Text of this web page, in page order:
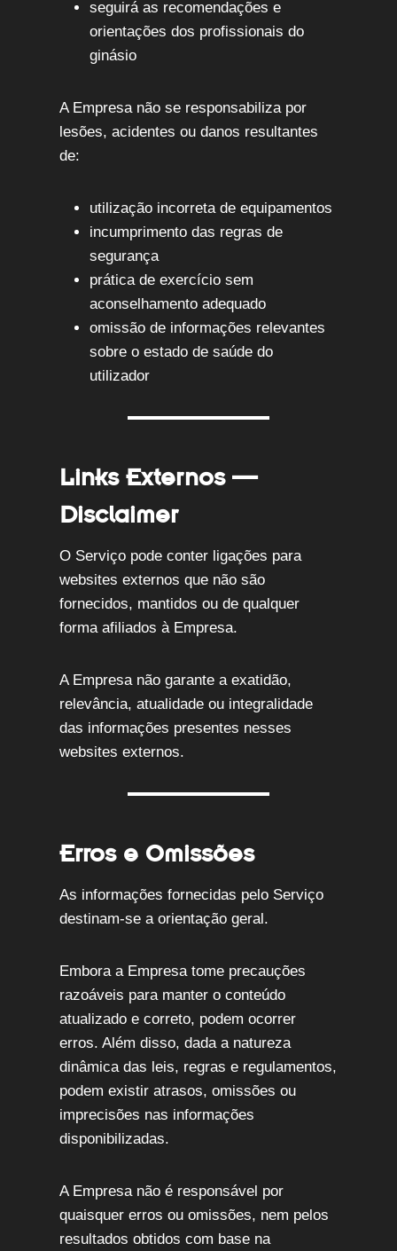
seguirá as recomendações e
orientações dos profissionais do
ginásio
A Empresa não se responsabiliza por
lesões, acidentes ou danos resultantes
de:
utilização incorreta de equipamentos
incumprimento das regras de
segurança
prática de exercício sem
aconselhamento adequado
omissão de informações relevantes
sobre o estado de saúde do
utilizador
Links Externos —
Disclaimer
O Serviço pode conter ligações para
websites externos que não são
fornecidos, mantidos ou de qualquer
forma afiliados à Empresa.
A Empresa não garante a exatidão,
relevância, atualidade ou integralidade
das informações presentes nesses
websites externos.
Erros e Omissões
As informações fornecidas pelo Serviço
destinam-se a orientação geral.
Embora a Empresa tome precauções
razoáveis para manter o conteúdo
atualizado e correto, podem ocorrer
erros. Além disso, dada a natureza
dinâmica das leis, regras e regulamentos,
podem existir atrasos, omissões ou
imprecisões nas informações
disponibilizadas.
A Empresa não é responsável por
quaisquer erros ou omissões, nem pelos
resultados obtidos com base na